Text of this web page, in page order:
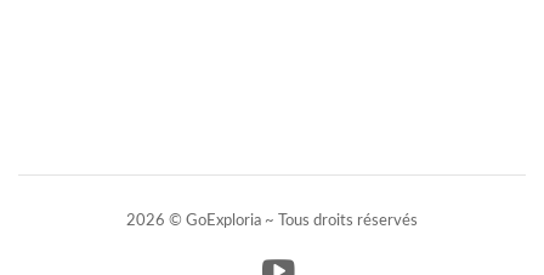
2026 © GoExploria ~ Tous droits réservés